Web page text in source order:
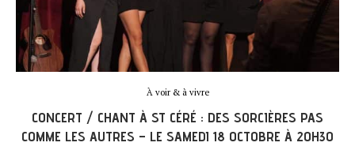
À voir & à vivre
CONCERT / CHANT À ST CÉRÉ : DES SORCIÈRES PAS
COMME LES AUTRES – LE SAMEDI 18 OCTOBRE À 20H30